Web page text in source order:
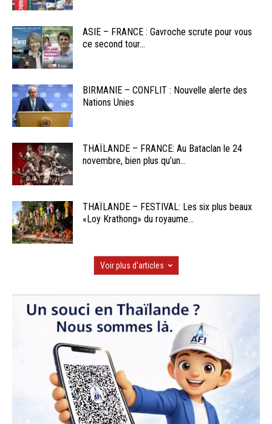
ASIE – FRANCE : Gavroche scrute pour vous
ce second tour...
BIRMANIE – CONFLIT : Nouvelle alerte des
Nations Unies
THAÏLANDE – FRANCE: Au Bataclan le 24
novembre, bien plus qu’un...
THAÏLANDE – FESTIVAL: Les six plus beaux
«Loy Krathong» du royaume...
Voir plus d'articles